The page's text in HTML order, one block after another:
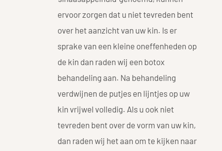
ervoor zorgen dat u niet tevreden bent
over het aanzicht van uw kin. Is er
sprake van een kleine oneffenheden op
de kin dan raden wij een botox
behandeling aan. Na behandeling
verdwijnen de putjes en lijntjes op uw
kin vrijwel volledig. Als u ook niet
tevreden bent over de vorm van uw kin,
dan raden wij het aan om te kijken naar